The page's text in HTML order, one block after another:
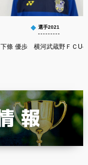
選手2021
下條 優歩 横河武蔵野ＦＣU-